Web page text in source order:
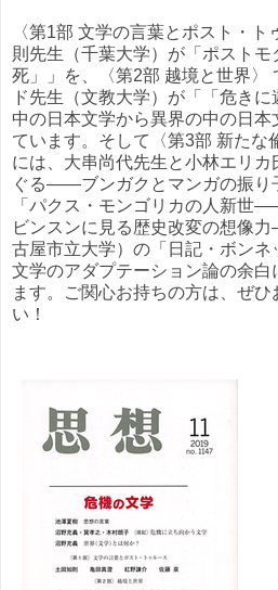
〈第1部 文学の言葉とポスト・
則先生（千葉大学）が「ポスト
死」」を、〈第2部 越境と世界〉
ド先生（文教大学）が「「危き
中の日本文学から異界の中の日
ています。そして〈第3部 新たな
には、大串尚代先生と小林エリカ
ぐる――ブンガクとマンガの振
「パクス・モンゴリカの人新世
ビンスンに見る歴史改変の想像
古屋市立大学）の「日記・ボン
文学のアダプテーション論の余
ます。ご関心お持ちの方は、ぜ
い！